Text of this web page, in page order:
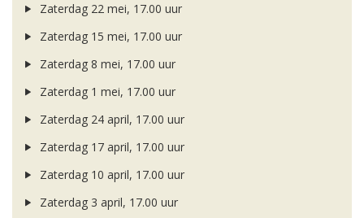
Zaterdag 22 mei, 17.00 uur
Zaterdag 15 mei, 17.00 uur
Zaterdag 8 mei, 17.00 uur
Zaterdag 1 mei, 17.00 uur
Zaterdag 24 april, 17.00 uur
Zaterdag 17 april, 17.00 uur
Zaterdag 10 april, 17.00 uur
Zaterdag 3 april, 17.00 uur